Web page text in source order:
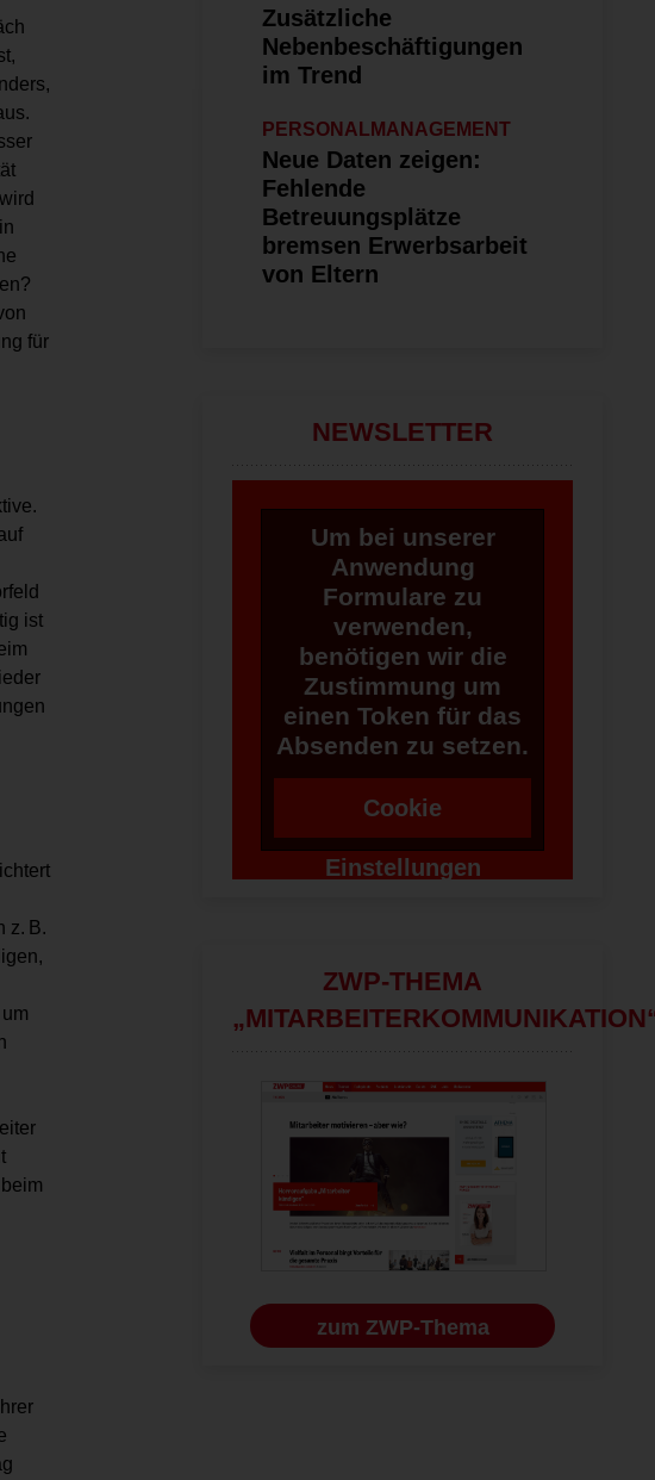
für
ist
z. B.
Zusätzliche
Nebenbeschäftigungen
im Trend
PERSONALMANAGEMENT
Neue Daten zeigen:
Fehlende
Betreuungsplätze
bremsen Erwerbsarbeit
von Eltern
NEWSLETTER
Um bei unserer
Anwendung
Formulare zu
verwenden,
benötigen wir die
Zustimmung um
einen Token für das
Absenden zu setzen.
Cookie
Einstellungen
ZWP-THEMA
zum ZWP-Thema